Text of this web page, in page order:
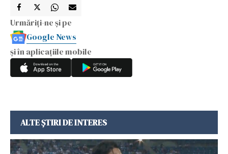
Urmăriți-ne și pe
Google News
și în aplicațiile mobile
ALTE ȘTIRI DE INTERES